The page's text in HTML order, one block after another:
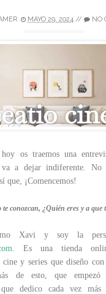
MAYO 29, 2024 // NO
os traemos una
a dejar indiferente. No
que, ¡Comencemos!
conozcan, ¿Quién eres y a que
Xavi y soy la
. Es una tienda
cine y series que diseño
de esto, que
dedico cada vez más